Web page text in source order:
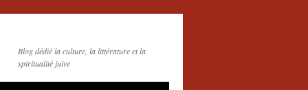
Blog dédié la culture, la littérature et la
spiritualité juive